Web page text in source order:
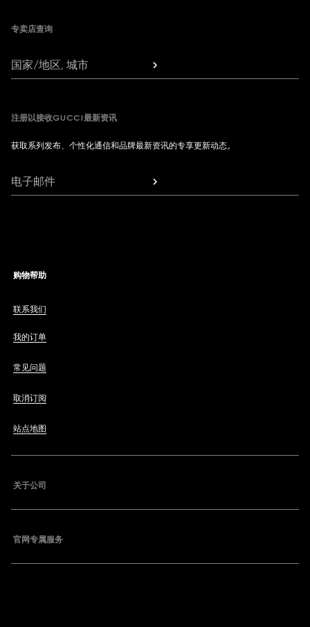
专卖店查询
国家/地区, 城市
注册以接收GUCCI最新资讯
获取系列发布、个性化通信和品牌最新资讯的专享更新动态。
电子邮件
购物帮助
联系我们
我的订单
常见问题
取消订阅
站点地图
关于公司
官网专属服务